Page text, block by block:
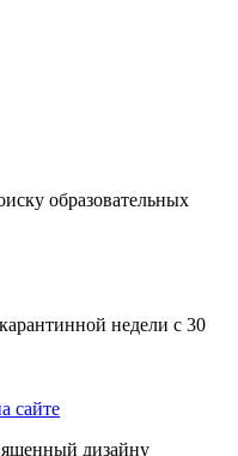
образовательных
недели c 30
сайте
дизайну